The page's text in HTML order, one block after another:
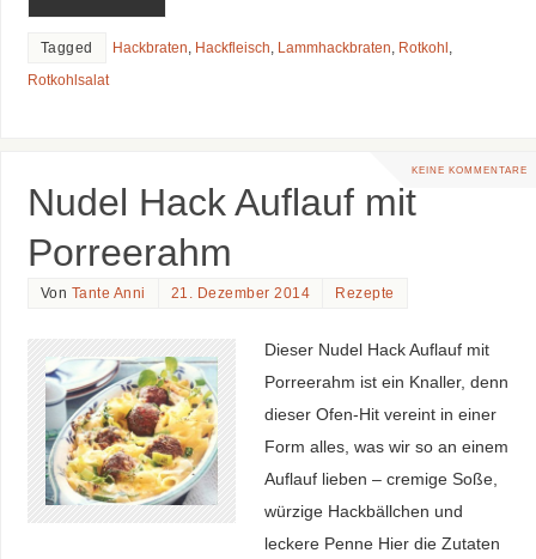
Tagged Hackbraten, Hackfleisch, Lammhackbraten, Rotkohl ,
Rotkohlsalat
KEINE KOMMENTARE
Nudel Hack Auflauf mit
Porreerahm
Von Tante Anni 21. Dezember 2014 Rezepte
Dieser Nudel Hack Auflauf mit
Porreerahm ist ein Knaller, denn
dieser Ofen-Hit vereint in einer
Form alles, was wir so an einem
Auflauf lieben – cremige Soße,
würzige Hackbällchen und
leckere Penne Hier die Zutaten